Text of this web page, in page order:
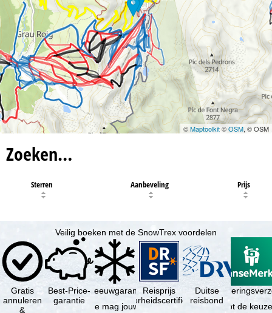
©Maptoolkit©OSM, © OSM
Zoeken…
Sterren Aanbeveling Prijs
Veilig boeken met de SnowTrex voordelen
Gratis
annuleren
&
Best-Price-
garantie
Sneeuwgarantie
Je mag jouw
Reisprijs
zekerheidscertificaat
Duitse
reisbond
Je hebt de